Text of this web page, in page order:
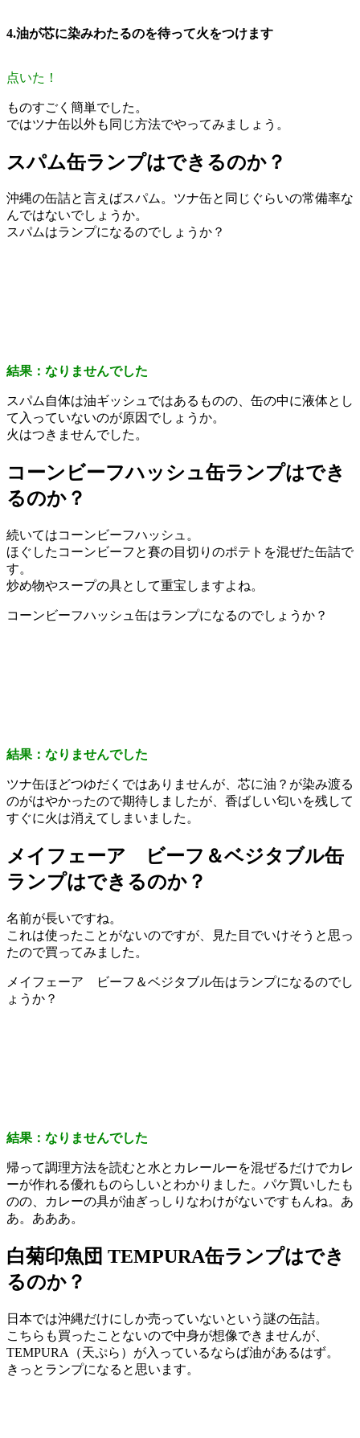
4.油が芯に染みわたるのを待って火をつけます
点いた！
ものすごく簡単でした。
ではツナ缶以外も同じ方法でやってみましょう。
スパム缶ランプはできるのか？
沖縄の缶詰と言えばスパム。ツナ缶と同じぐらいの常備率な
んではないでしょうか。
スパムはランプになるのでしょうか？
結果：なりませんでした
スパム自体は油ギッシュではあるものの、缶の中に液体とし
て入っていないのが原因でしょうか。
火はつきませんでした。
コーンビーフハッシュ缶ランプはでき
るのか？
続いてはコーンビーフハッシュ。
ほぐしたコーンビーフと賽の目切りのポテトを混ぜた缶詰で
す。
炒め物やスープの具として重宝しますよね。
コーンビーフハッシュ缶はランプになるのでしょうか？
結果：なりませんでした
ツナ缶ほどつゆだくではありませんが、芯に油？が染み渡る
のがはやかったので期待しましたが、香ばしい匂いを残して
すぐに火は消えてしまいました。
メイフェーア ビーフ＆ベジタブル缶
ランプはできるのか？
名前が長いですね。
これは使ったことがないのですが、見た目でいけそうと思っ
たので買ってみました。
メイフェーア ビーフ＆ベジタブル缶はランプになるのでし
ょうか？
結果：なりませんでした
帰って調理方法を読むと水とカレールーを混ぜるだけでカレ
ーが作れる優れものらしいとわかりました。パケ買いしたも
のの、カレーの具が油ぎっしりなわけがないですもんね。あ
あ。あああ。
白菊印魚団 TEMPURA缶ランプはでき
るのか？
日本では沖縄だけにしか売っていないという謎の缶詰。
こちらも買ったことないので中身が想像できませんが、
TEMPURA（天ぷら）が入っているならば油があるはず。
きっとランプになると思います。